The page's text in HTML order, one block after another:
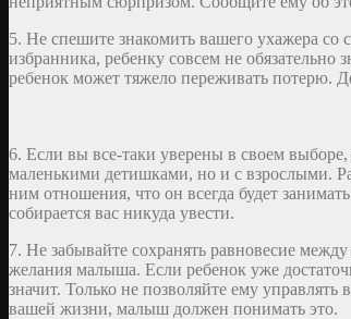
5. Не спешите знакомить вашего ухажера со
избранника, ребенку совсем не обязательно
ребенок может тяжело переживать потерю.
6. Если вы все-таки уверены в своем
маленькими детишками, но и с взрослыми.
ним отношения, что он всегда будет
собирается вас никуда увести.
7. Не забывайте сохранять равновесие
желания малыша. Если ребенок уже
значит. Только не позволяйте ему
вашей жизни, малыш должен понимать это.